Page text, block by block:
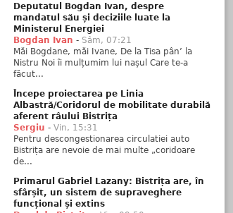
Deputatul Bogdan Ivan, despre
mandatul său și deciziile luate la
Ministerul Energiei
Bogdan Ivan - Sâm, 07:21
Măi Bogdane, măi Ivane, De la Tisa pân’ la
Nistru Noi îi mulțumim lui nașul Care te-a
făcut...
Începe proiectarea pe Linia
Albastră/Coridorul de mobilitate durabilă
aferent râului Bistrița
Sergiu - Vin, 15:31
Pentru descongestionarea circulatiei auto
Bistrița are nevoie de mai multe „coridoare
de...
Primarul Gabriel Lazany: Bistrița are, în
sfârșit, un sistem de supraveghere
funcțional și extins